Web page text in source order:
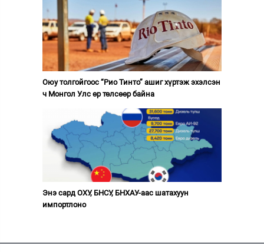
Оюу толгойгоос “Рио Тинто” ашиг хүртэж эхэлсэн
ч Монгол Улс өр төлсөөр байна
Энэ сард ОХУ, БНСУ, БНХАУ-аас шатахуун
импортлоно